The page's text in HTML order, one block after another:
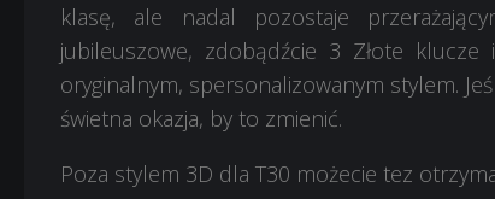
klasę, ale nadal pozostaje
jubileuszowe, zdobądźcie 3 Złote
oryginalnym, spersonalizowanym stylem.
świetna okazja, by to zmienić.
Poza stylem 3D dla T30 możecie tez